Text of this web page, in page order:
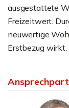
ausgestattete
Freizeitwert.
neuwertige
Erstbezug